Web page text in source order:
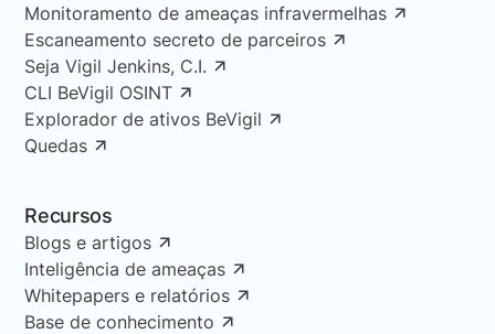
Monitoramento de ameaças infravermelhas
Escaneamento secreto de parceiros
Seja Vigil Jenkins, C.I.
CLI BeVigil OSINT
Explorador de ativos BeVigil
Quedas
Recursos
Blogs e artigos
Inteligência de ameaças
Whitepapers e relatórios
Base de conhecimento